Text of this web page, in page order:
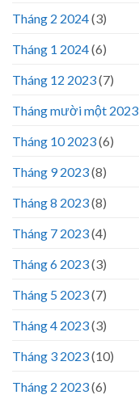
Tháng 2 2024(3)
Tháng 1 2024(6)
Tháng 12 2023(7)
Tháng mười một 2023
Tháng 10 2023(6)
Tháng 9 2023(8)
Tháng 8 2023(8)
Tháng 7 2023(4)
Tháng 6 2023(3)
Tháng 5 2023(7)
Tháng 4 2023(3)
Tháng 3 2023(10)
Tháng 2 2023(6)